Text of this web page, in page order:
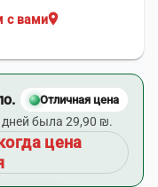
location_on
с вами
Отличная цена
была 29,90 ₪.
цена